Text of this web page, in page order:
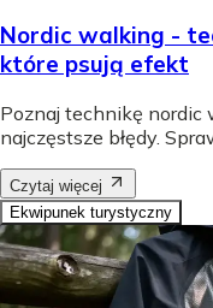
Nordic walking -
które psują efekt
Poznaj technikę nordic
najczęstsze błędy.
Czytaj więcej
Ekwipunek turystyczny